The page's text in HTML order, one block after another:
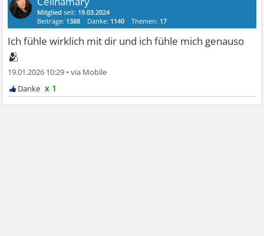
Mitglied seit: 19.03.2024
Beiträge: 1388 Danke: 1140 Themen: 17
Ich fühle wirklich mit dir und ich fühle mich genauso
🫂
19.01.2026 10:29 •
x 1